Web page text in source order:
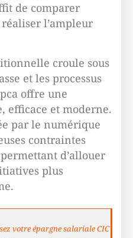
de comparer
réaliser l’ampleur
croule sous
et les processus
offre une
efficace et moderne.
par le numérique
contraintes
d’allouer
plus
votre épargne salariale CIC